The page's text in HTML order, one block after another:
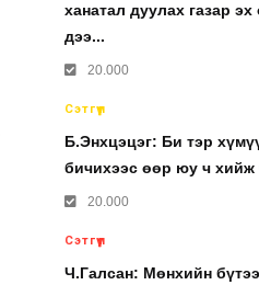
ханатал дуулах газар
дээ...
20.000
Сэтгүүл
Б.Энхцэцэг: Би тэр
бичихээс өөр юу ч хийж
20.000
Сэтгүүл
Ч.Галсан: Мөнхийн